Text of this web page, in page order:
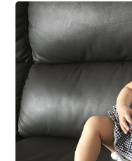
２歳児
３〜６歳児
７〜１２歳児